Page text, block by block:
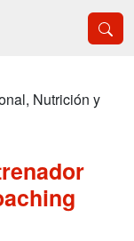
Nutrición y